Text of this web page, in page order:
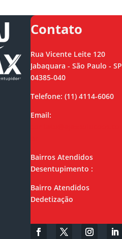
Contato
Rua Vicente Leite 120
Jabaquara - São Paulo - SP,
04385-040
Telefone: (11) 4114-6060
Email:
Bairros Atendidos
Desentupimento :
Bairro Atendidos
Dedetização